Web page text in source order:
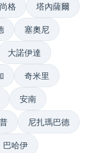
格 塔內薩爾
塞奧尼
大諾伊達
奇米里
安南
尼扎瑪巴德
巴哈伊